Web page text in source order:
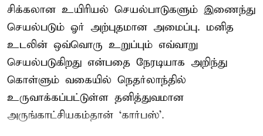
சிக்கலான உயிரியல் செயல்பாடுகளும் இணைந்து
செயல்படும் ஓர் அற்புதமான அமைப்பு. மனித
உடலின் ஒவ்வொரு உறுப்பும் எவ்வாறு
செயல்படுகிறது என்பதை நேரடியாக அறிந்து
கொள்ளும் வகையில் நெதர்லாந்தில்
உருவாக்கப்பட்டுள்ள தனித்துவமான
அருங்காட்சியகம்தான் ‘கார்பஸ்’.